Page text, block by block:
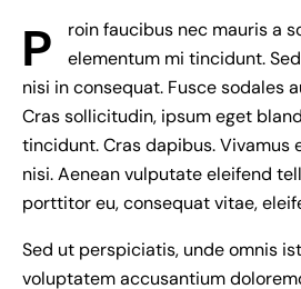
P
roin faucibus nec mauris a
elementum mi tincidunt.
nisi in consequat. Fusce sodales
Cras sollicitudin, ipsum eget
tincidunt. Cras dapibus. Vivamus
nisi. Aenean vulputate eleifend
porttitor eu, consequat vitae,
Sed ut perspiciatis, unde omnis
voluptatem accusantium